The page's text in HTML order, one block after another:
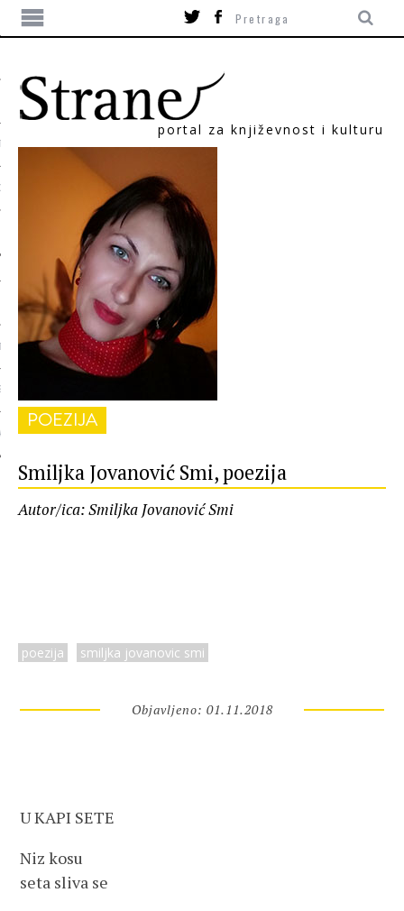
portal za književnost i kulturu
POEZIJA
Smiljka Jovanović Smi, poezija
Autor/ica: Smiljka Jovanović Smi
poezija smiljka jovanovic smi
Objavljeno: 01.11.2018
U KAPI SETE
Niz kosu
seta sliva se